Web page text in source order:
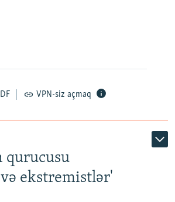
VPN-siz açmaq
qurucusu
ekstremistlər'